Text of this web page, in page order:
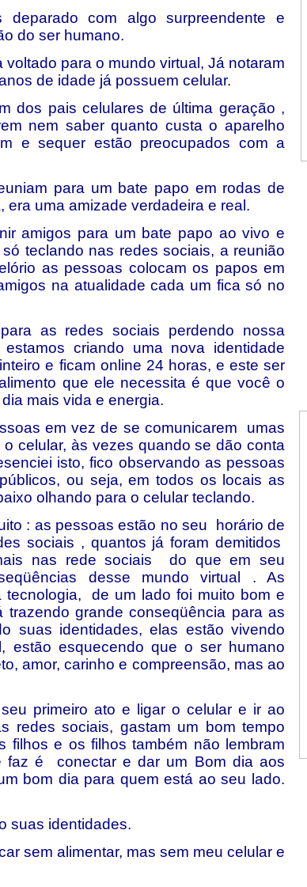
com algo surpreendente e
do ser humano.
para o mundo virtual, Já notaram
de idade já possuem celular.
dos pais celulares de última geração ,
nem saber quanto custa o aparelho
e sequer estão preocupados com a
para um bate papo em rodas de
uma amizade verdadeira e real.
amigos para um bate papo ao vivo e
teclando nas redes sociais, a reunião
as pessoas colocam os papos em
na atualidade cada um fica só no
as redes sociais perdendo nossa
criando uma nova identidade
e ficam online 24 horas, e este ser
que ele necessita é que você o
mais vida e energia.
em vez de se comunicarem umas
celular, às vezes quando se dão conta
isto, fico observando as pessoas
ou seja, em todos os locais as
olhando para o celular teclando.
: as pessoas estão no seu horário de
sociais , quantos já foram demitidos
nas rede sociais do que em seu
desse mundo virtual . As
tecnologia, de um lado foi muito bom e
trazendo grande conseqüência para as
suas identidades, elas estão vivendo
estão esquecendo que o ser humano
amor, carinho e compreensão, mas ao
primeiro ato e ligar o celular e ir ao
redes sociais, gastam um bom tempo
filhos e os filhos também não lembram
faz é conectar e dar um Bom dia aos
bom dia para quem está ao seu lado.
suas identidades.
sem alimentar, mas sem meu celular e